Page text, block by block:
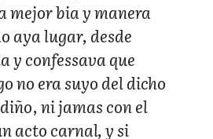
mejor bia y manera
aya lugar, desde
y confessava que
no era suyo del dicho
ni jamas con el
acto carnal, y si